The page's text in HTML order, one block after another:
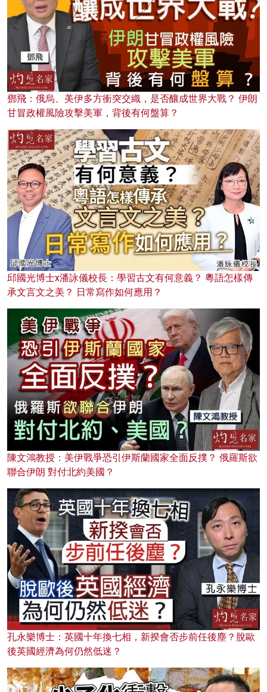
鄧飛：俄烏、美伊多方衝突交織，是否釀成世界大戰？ 伊朗
甘冒政權風險攻擊美軍，背後有何盤算？
邱國光博士x潘詠儀校長：學習古文有何意義？ 粵語怎樣傳
承文言文之美？ 日常寫作如何應用？
陳文鴻教授：美伊戰爭恐引伊斯蘭國家全面反撲？ 俄羅斯欲
聯合伊朗 對付北約美國？
孔永樂博士：英國十年換七相，新揆會否步前任後塵？脫歐
後英國經濟為何仍然低迷？